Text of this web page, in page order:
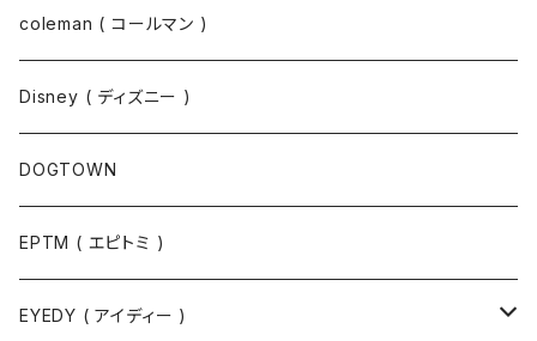
コート
ポロシャツ
パンツ
パーカー
スウェット
Tシャツ
coleman ( コールマン )
Disney ( ディズニー )
DOGTOWN
EPTM ( エピトミ )
EYEDY ( アイディー )